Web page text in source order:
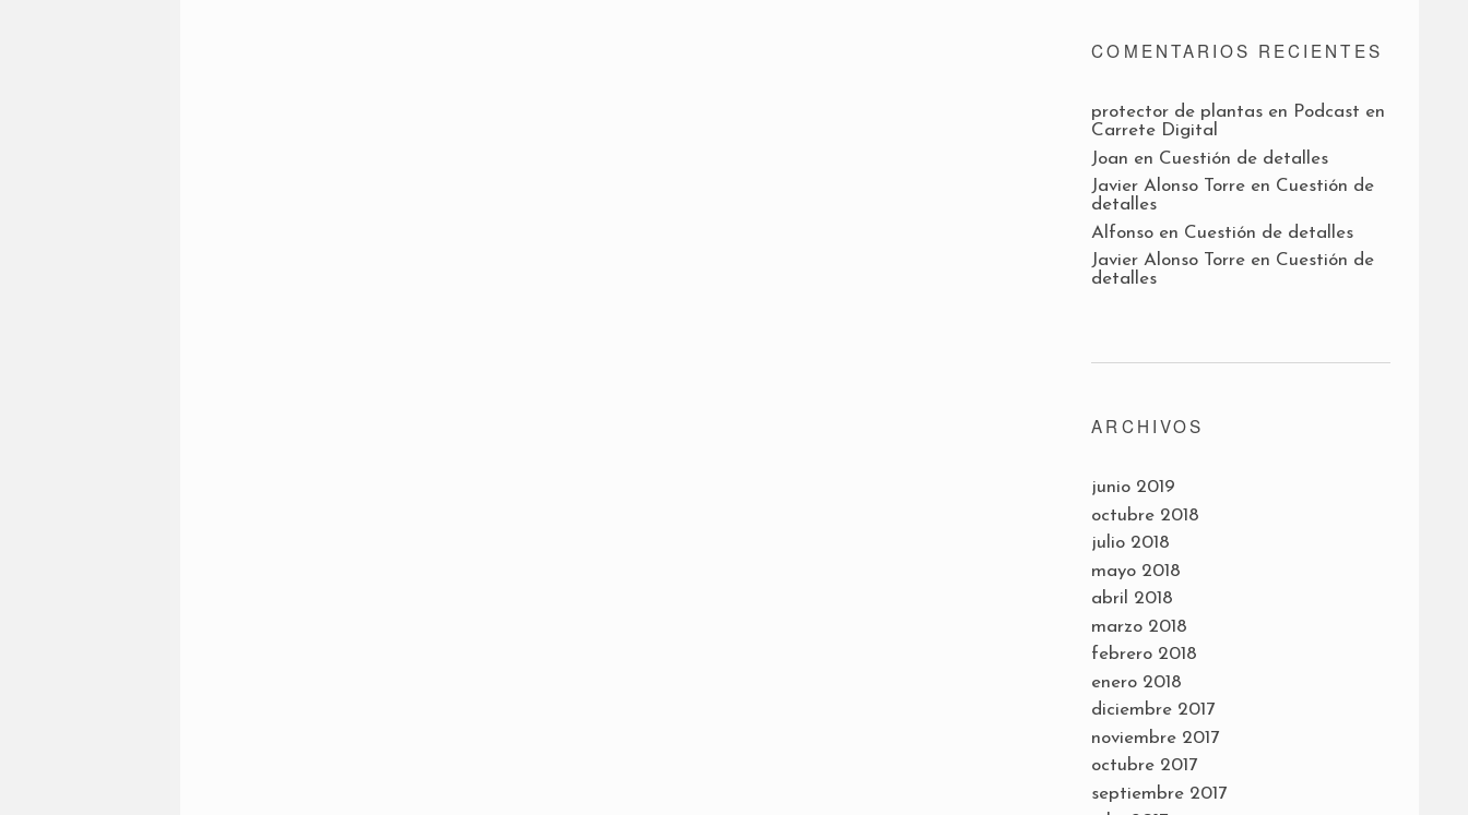
COMENTARIOS RECIENTES
protector de plantas en Podcast en
Carrete Digital
Joan en Cuestión de detalles
Javier Alonso Torre en Cuestión de
detalles
Alfonso en Cuestión de detalles
Javier Alonso Torre en Cuestión de
detalles
ARCHIVOS
junio 2019
octubre 2018
julio 2018
mayo 2018
abril 2018
marzo 2018
febrero 2018
enero 2018
diciembre 2017
noviembre 2017
octubre 2017
septiembre 2017